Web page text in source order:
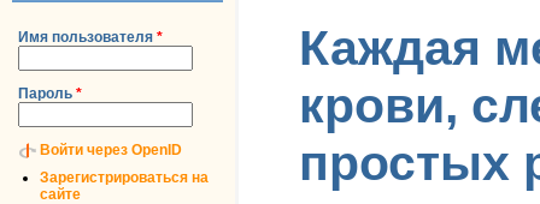
Имя пользователя *
Пароль *
Войти через OpenID
Зарегистрироваться на
сайте
Каждая
крови,
простых